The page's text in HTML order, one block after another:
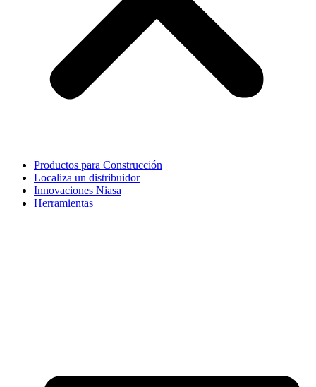
Productos para Construcción
Localiza un distribuidor
Innovaciones Niasa
Herramientas